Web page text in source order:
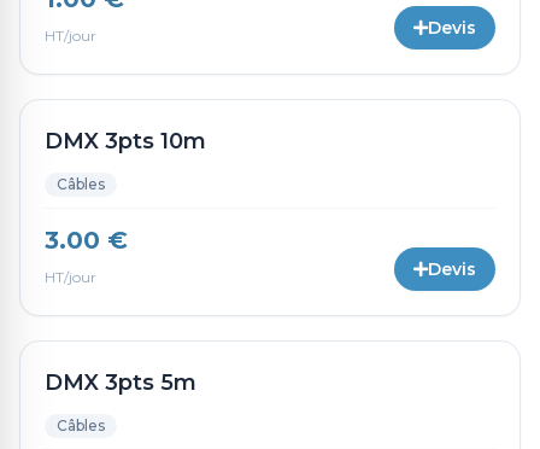
HT/jour Devis
DMX 3pts 10m
Câbles
3.00 €
HT/jour Devis
DMX 3pts 5m
Câbles